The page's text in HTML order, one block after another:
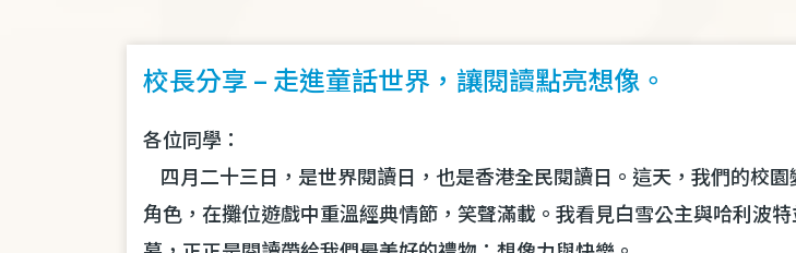
校長分享 – 走進童話世界，讓閱讀點亮想像。
各位同學：
四月二十三日，是世界閱讀日，也是香港全民閱讀日。這天，我們的校
角色，在攤位遊戲中重溫經典情節，笑聲滿載。我看見白雪公主與哈利波